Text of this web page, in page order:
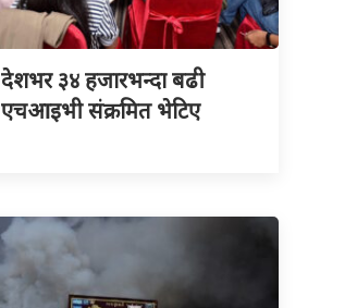
देशभर ३४ हजारभन्दा बढी
एचआइभी संक्रमित भेटिए